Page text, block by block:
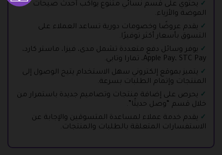
يحتوي على قسم نسائي متنوع يواكب أحدث صيحات
الموضة والأزياء.
يقدم عروضًا وخصومات دورية تساعد العملاء على
التسوق بأسعار أكثر توفيرًا.
يوفر وسائل دفع متعددة تشمل مدى، فيزا، ماستر كارد،
Apple Pay، STC Pay، تمارا وتابي.
يتميز بموقع إلكتروني سهل الاستخدام يتيح الوصول إلى
المنتجات وإتمام الطلبات بسرعة.
يحرص على إضافة منتجات وتصاميم جديدة باستمرار من
خلال قسم “وصل حديثًا”.
يقدم خدمة عملاء لمساعدة المتسوقين والإجابة عن
الاستفسارات المتعلقة بالطلبات والمنتجات.